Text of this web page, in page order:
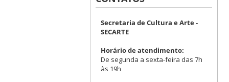
Secretaria de Cultura e Arte -
SECARTE
Horário de atendimento:
De segunda a sexta-feira das 7h
às 19h